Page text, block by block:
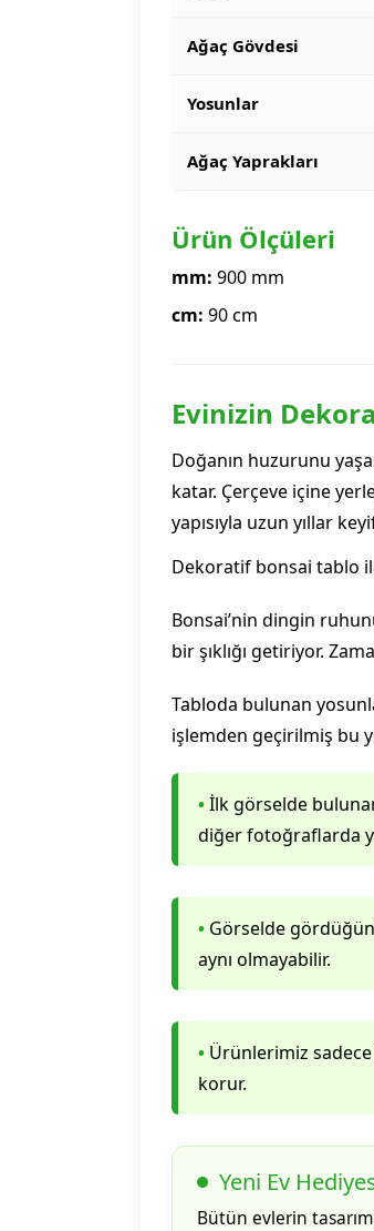
Ağaç Gövdesi
Yosunlar
Ağaç Yaprakları
Ürün Ölçüleri
mm: 900 mm
cm: 90 cm
Evinizin
Doğanın huzurunu
katar. Çerçeve içine
yapısıyla uzun yıllar
Dekoratif bonsai tablo
Bonsai’nin dingin
bir şıklığı getiriyor.
Tabloda bulunan
işlemden geçirilmiş bu
•İlk görselde
diğer fotoğraflarda
•Görselde
aynı olmayabilir.
•Ürünlerimiz sadece
korur.
Yeni Ev
Bütün evlerin